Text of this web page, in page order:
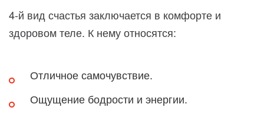
4-й вид счастья заключается в комфорте и
здоровом теле. К нему относятся:
Отличное самочувствие.
Ощущение бодрости и энергии.